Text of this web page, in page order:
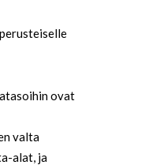
ovat
valta
alat, ja